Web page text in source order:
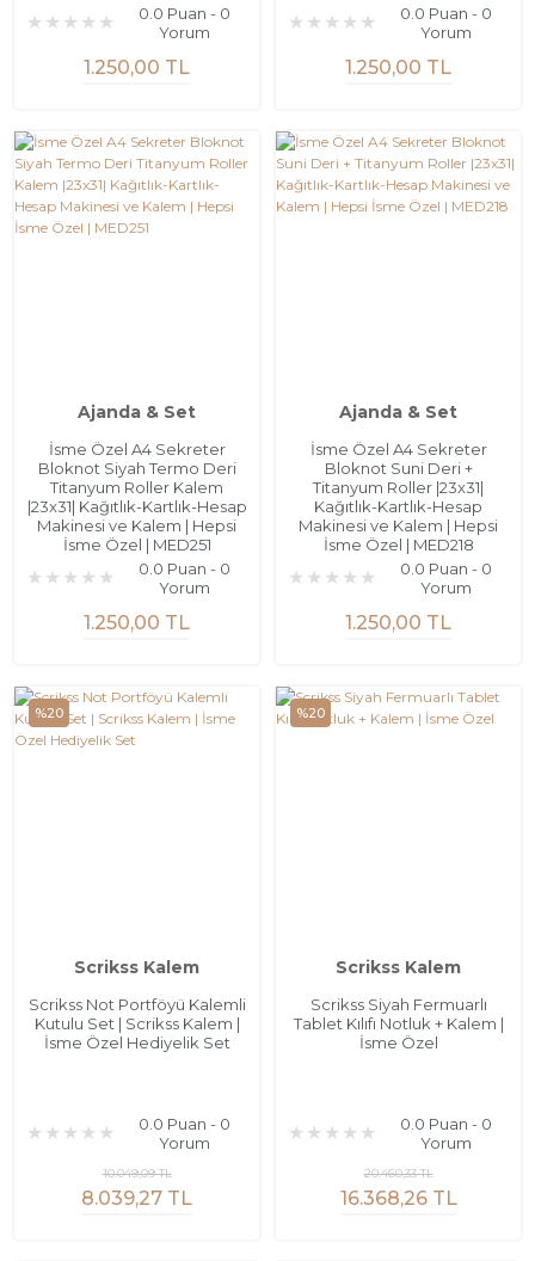
0.0 Puan - 0
Yorum
1.250,00 TL
0.0 Puan - 0
Yorum
1.250,00 TL
Ajanda & Set
İsme Özel A4 Sekreter
Bloknot Siyah Termo Deri
Titanyum Roller Kalem
|23x31| Kağıtlık-Kartlık-Hesap
Makinesi ve Kalem | Hepsi
İsme Özel | MED251
0.0 Puan - 0
Yorum
1.250,00 TL
Ajanda & Set
İsme Özel A4 Sekreter
Bloknot Suni Deri +
Titanyum Roller |23x31|
Kağıtlık-Kartlık-Hesap
Makinesi ve Kalem | Hepsi
İsme Özel | MED218
0.0 Puan - 0
Yorum
1.250,00 TL
%20
Scrikss Kalem
Scrikss Not Portföyü Kalemli
Kutulu Set | Scrikss Kalem |
İsme Özel Hediyelik Set
0.0 Puan - 0
Yorum
8.039,27 TL
10.049,09 TL
%20
Scrikss Kalem
Scrikss Siyah Fermuarlı
Tablet Kılıfı Notluk + Kalem |
İsme Özel
0.0 Puan - 0
Yorum
16.368,26 TL
20.460,33 TL